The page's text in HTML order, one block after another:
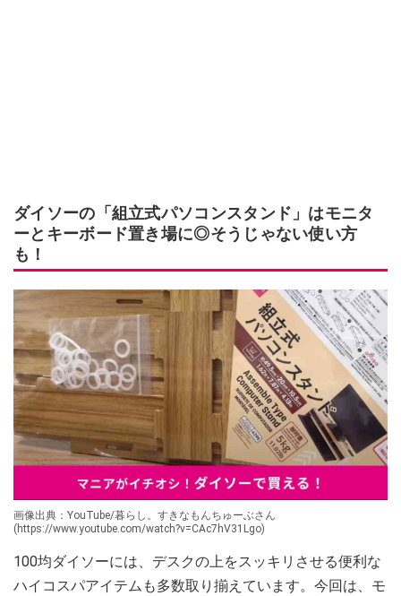
ダイソーの「組立式パソコンスタンド」はモニタ
ーとキーボード置き場に◎そうじゃない使い方
も！
画像出典：YouTube/暮らし。すきなもんちゅーぶさん
(https://www.youtube.com/watch?v=CAc7hV31Lgo)
100均ダイソーには、デスクの上をスッキリさせる便利な
ハイコスパアイテムも多数取り揃えています。今回は、モ